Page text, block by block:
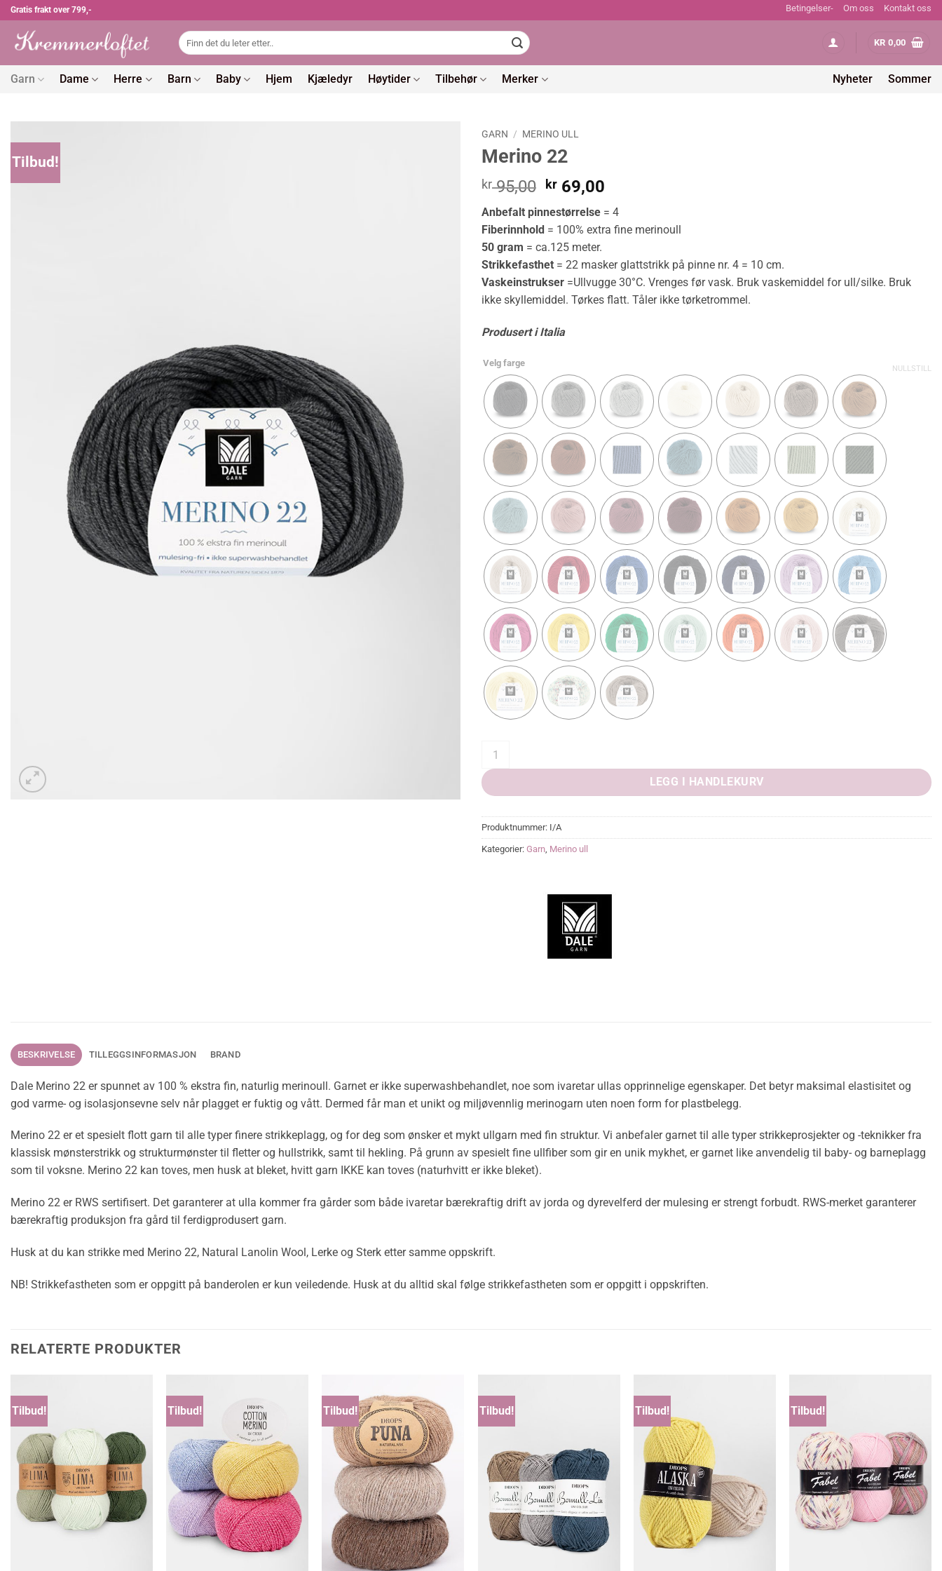
Skip
content
Gratis frakt over 799,- Betingelser- Om oss Kontakt oss
Søk
etter:
KR 0,00
Garn Dame Herre Barn Baby Hjem Kjæledyr Høytider Tilbehør Merker Nyheter Sommer
Tilbud!
GARN / MERINO ULL
Merino 22
kr95,00 Opprinnelig
var:
kr 95,00.
kr 69,00
pris
er:
kr 69,00.
Anbefalt pinnestørrelse = 4
Fiberinnhold = 100% extra fine merinoull
50 gram = ca.125 meter.
Strikkefasthet = 22 masker glattstrikk på pinne nr. 4 = 10 cm.
Vaskeinstrukser =Ullvugge 30°C. Vrenges før vask. Bruk vaskemiddel for ull/silke. Bruk
ikke skyllemiddel. Tørkes flatt. Tåler ikke tørketrommel.
Produsert i Italia
Velg farge
NULLSTILL
Merino 22 quantity
LEGG I HANDLEKURV
Produktnummer: I/A
Kategorier: Garn Merino ull
BESKRIVELSE TILLEGGSINFORMASJON BRAND
Dale Merino 22 er spunnet av 100 % ekstra fin, naturlig merinoull. Garnet er ikke superwashbehandlet, noe som ivaretar ullas opprinnelige egenskaper. Det betyr maksimal elastisitet og
god varme- og isolasjonsevne selv når plagget er fuktig og vått. Dermed får man et unikt og miljøvennlig merinogarn uten noen form for plastbelegg.
Merino 22 er et spesielt flott garn til alle typer finere strikkeplagg, og for deg som ønsker et mykt ullgarn med fin struktur. Vi anbefaler garnet til alle typer strikkeprosjekter og -teknikker fra
klassisk mønsterstrikk og strukturmønster til fletter og hullstrikk, samt til hekling. På grunn av spesielt fine ullfiber som gir en unik mykhet, er garnet like anvendelig til baby- og barneplagg
som til voksne. Merino 22 kan toves, men husk at bleket, hvitt garn IKKE kan toves (naturhvitt er ikke bleket).
Merino 22 er RWS sertifisert. Det garanterer at ulla kommer fra gårder som både ivaretar bærekraftig drift av jorda og dyrevelferd der mulesing er strengt forbudt. RWS-merket garanterer
bærekraftig produksjon fra gård til ferdigprodusert garn.
Husk at du kan strikke med Merino 22, Natural Lanolin Wool, Lerke og Sterk etter samme oppskrift.
NB! Strikkefastheten som er oppgitt på banderolen er kun veiledende. Husk at du alltid skal følge strikkefastheten som er oppgitt i oppskriften.
RELATERTE PRODUKTER
Tilbud! Tilbud! Tilbud! Tilbud! Tilbud! Tilbud!